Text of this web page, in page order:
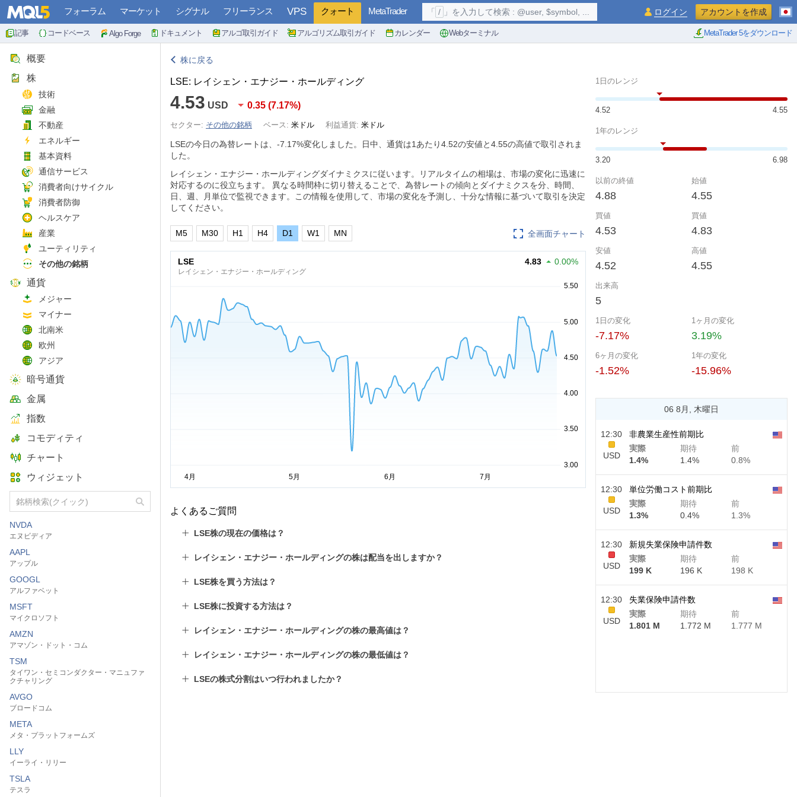
フォーラム マーケット シグナル フリーランス VPS クォート MetaTrader
記事 コードベース Algo Forge ドキュメント アルゴ取引ガイド アルゴリズム取引ガイド カレンダー Webターミナル MetaTrader 5をダウンロード
「 / 」を入力して検索 : @user, $symbol, ... ログイン アカウントを作成
概要
株
技術
金融
不動産
エネルギー
基本資料
通信サービス
消費者向けサイクル
消費者防御
ヘルスケア
産業
ユーティリティ
その他の銘柄
通貨
メジャー
マイナー
北南米
欧州
アジア
暗号通貨
金属
指数
コモディティ
チャート
ウィジェット
NVDA
エヌビディア
AAPL
アップル
GOOGL
アルファベット
MSFT
マイクロソフト
AMZN
アマゾン・ドット・コム
TSM
タイワン・セミコンダクター・マニュファ
クチャリング
AVGO
ブロードコム
META
メタ・プラットフォームズ
LLY
イーライ・リリー
TSLA
テスラ
株に戻る
LSE: レイシェン・エナジー・ホールディング
4.53 USD 0.35 (7.17%)
セクター: その他の銘柄 ベース: 米ドル 利益通貨: 米ドル
LSEの今日の為替レートは、 -7.17%変化しました。日中、通貨は1あたり4.52の安値と4.55の高値で取引されま
した。
レイシェン・エナジー・ホールディングダイナミクスに従います。リアルタイムの相場は、市場の変化に迅速に
対応するのに役立ちます。 異なる時間枠に切り替えることで、為替レートの傾向とダイナミクスを分、時間、
日、週、月単位で監視できます。この情報を使用して、市場の変化を予測し、十分な情報に基づいて取引を決定
してください。
全画面チャート
M5 M30 H1 H4 D1 W1 MN
LSE
レイシェン・エナジー・ホールディング
4.83 0.00%
よくあるご質問
LSE株の現在の価格は？
レイシェン・エナジー・ホールディングの株は配当を出しますか？
LSE株を買う方法は？
LSE株に投資する方法は？
レイシェン・エナジー・ホールディングの株の最高値は？
レイシェン・エナジー・ホールディングの株の最低値は？
LSEの株式分割はいつ行われましたか？
1日のレンジ
4.52 4.55
1年のレンジ
3.20 6.98
以前の終値
4.88
始値
4.55
買値
4.53
買値
4.83
安値
4.52
高値
4.55
出来高
5
1日の変化
-7.17%
1ヶ月の変化
3.19%
6ヶ月の変化
-1.52%
1年の変化
-15.96%
06 8月, 木曜日
12:30
USD
非農業生産性前期比
実際
1.4%
期待
1.4%
前
0.8%
12:30
USD
単位労働コスト前期比
実際
1.3%
期待
0.4%
前
1.3%
12:30
USD
新規失業保険申請件数
実際
199 K
期待
196 K
前
198 K
12:30
USD
失業保険申請件数
実際
1.801 M
期待
1.772 M
前
1.777 M